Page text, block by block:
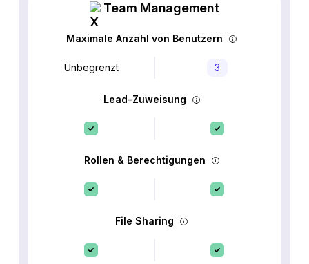
Team Management
Maximale Anzahl von Benutzern
Unbegrenzt 3
Lead-Zuweisung
Rollen & Berechtigungen
File Sharing